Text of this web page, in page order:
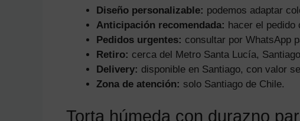
Diseño personalizable: podemos adaptar
Anticipación recomendada: hacer el pedido
Pedidos urgentes: consultar por WhatsApp
Retiro: cerca del Metro Santa Lucía,
Delivery: disponible en Santiago, con valor
Zona de atención: solo Santiago de Chile.
Torta húmeda con durazno